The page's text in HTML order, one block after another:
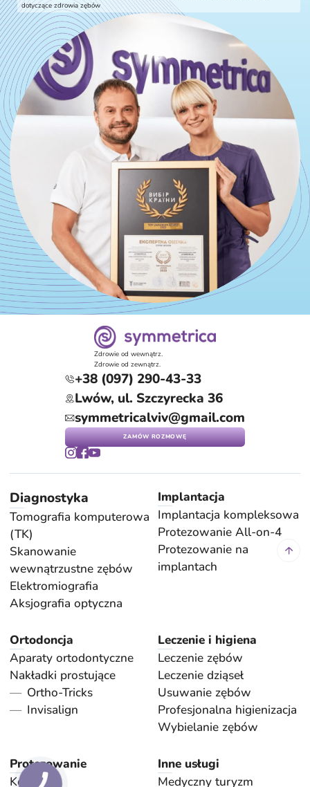
dotyczące zdrowia zębów
Zdrowie od wewnątrz.
Zdrowie od zewnątrz.
+38 (097) 290-43-33
Lwów, ul. Szczyrecka 36
symmetricalviv@gmail.com
ZAMÓW ROZMOWĘ
Diagnostyka
Tomografia komputerowa
(TK)
Skanowanie
wewnątrzustne zębów
Elektromiografia
Aksjografia optyczna
Implantacja
Implantacja kompleksowa
Protezowanie All-on-4
Protezowanie na
implantach
Ortodoncja
Aparaty ortodontyczne
Nakładki prostujące
Ortho-Tricks
Invisalign
Leczenie i higiena
Leczenie zębów
Leczenie dziąseł
Usuwanie zębów
Profesjonalna higienizacja
Wybielanie zębów
Protezowanie
Korony
Inne usługi
Medyczny turyzm